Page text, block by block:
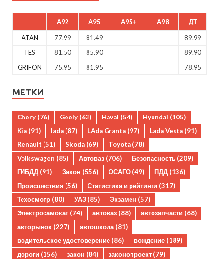
A92 A95 A95+ A98 ДТ
ATAN 77.99 81.49
89.99
TES
81.50 85.90
89.90
GRIFON
75.95 81.95 78.95
МЕТКИ
Chery (76) Geely (63) Haval (54) Hyundai (105)
Kia (91) lada (87) LAda Granta (97) Lada Vesta (91)
Renault (51) Skoda (69) Toyota (78)
Volkswagen (85) Автоваз (706) Безопасность (209)
ГИБДД (91) Закон (556) ОСАГО (49) ПДД (136)
Происшествия (56) Статистика и рейтинги (317)
Техосмотр (80) УАЗ (85) Экзамен (57)
Электросамокат (74) автоваз (88) автозапчасти (68)
авторынок (227) автошкола(81)
водительское удостоверение (86) вождение (189)
дороги (156) закон (84) законопроект (79)